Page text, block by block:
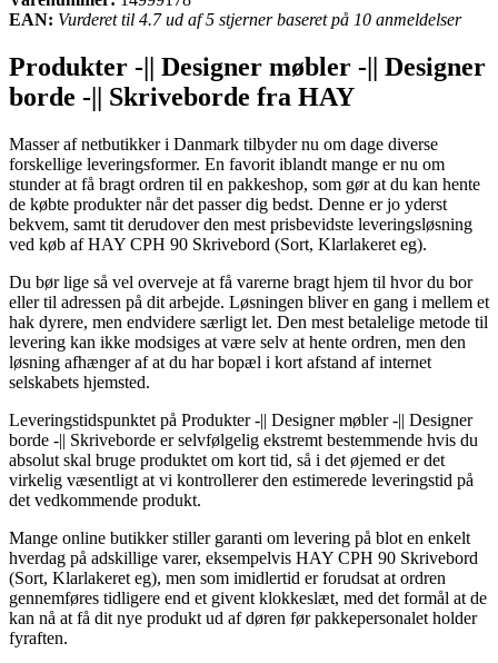
EAN: Vurderet til 4.7 ud af 5 stjerner baseret på 10 anmeldelser
Produkter -|| Designer møbler -|| Designer
borde -|| Skriveborde fra HAY
Masser af netbutikker i Danmark tilbyder nu om dage diverse
forskellige leveringsformer. En favorit iblandt mange er nu om
stunder at få bragt ordren til en pakkeshop, som gør at du kan hente
de købte produkter når det passer dig bedst. Denne er jo yderst
bekvem, samt tit derudover den mest prisbevidste leveringsløsning
ved køb af HAY CPH 90 Skrivebord (Sort, Klarlakeret eg).
Du bør lige så vel overveje at få varerne bragt hjem til hvor du bor
eller til adressen på dit arbejde. Løsningen bliver en gang i mellem et
hak dyrere, men endvidere særligt let. Den mest betalelige metode til
levering kan ikke modsiges at være selv at hente ordren, men den
løsning afhænger af at du har bopæl i kort afstand af internet
selskabets hjemsted.
Leveringstidspunktet på Produkter -|| Designer møbler -|| Designer
borde -|| Skriveborde er selvfølgelig ekstremt bestemmende hvis du
absolut skal bruge produktet om kort tid, så i det øjemed er det
virkelig væsentligt at vi kontrollerer den estimerede leveringstid på
det vedkommende produkt.
Mange online butikker stiller garanti om levering på blot en enkelt
hverdag på adskillige varer, eksempelvis HAY CPH 90 Skrivebord
(Sort, Klarlakeret eg), men som imidlertid er forudsat at ordren
gennemføres tidligere end et givent klokkeslæt, med det formål at de
kan nå at få dit nye produkt ud af døren før pakkepersonalet holder
fyraften.